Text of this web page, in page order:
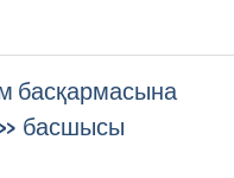
басқармасына
басшысы